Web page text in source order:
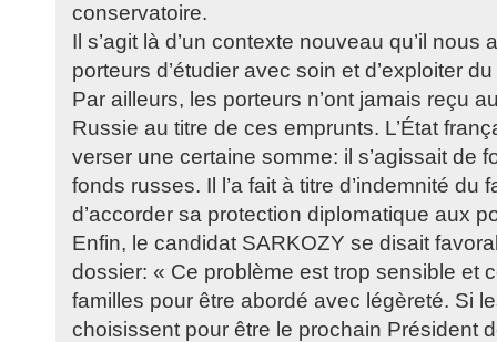
conservatoire.
Il s’agit là d’un contexte nouveau qu’il nous
porteurs d’étudier avec soin et d’exploiter
Par ailleurs, les porteurs n’ont jamais reçu
Russie au titre de ces emprunts. L’État
verser une certaine somme: il s’agissait de
fonds russes. Il l’a fait à titre d’indemnité du
d’accorder sa protection diplomatique aux
Enfin, le candidat SARKOZY se disait
dossier: « Ce problème est trop sensible et
familles pour être abordé avec légèreté. Si
choisissent pour être le prochain Président